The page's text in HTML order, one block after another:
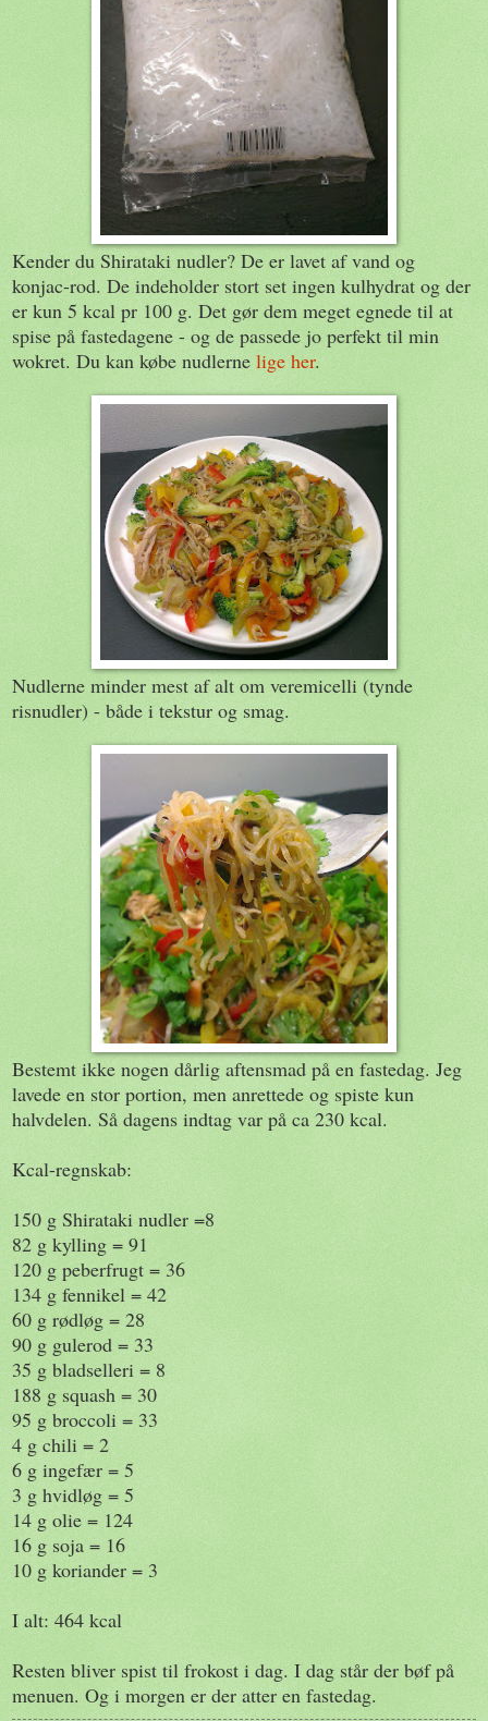
Kender du Shirataki nudler? De er lavet af vand og
konjac-rod. De indeholder stort set ingen kulhydrat og der
er kun 5 kcal pr 100 g. Det gør dem meget egnede til at
spise på fastedagene - og de passede jo perfekt til min
wokret. Du kan købe nudlerne lige her.
Nudlerne minder mest af alt om veremicelli (tynde
risnudler) - både i tekstur og smag.
Bestemt ikke nogen dårlig aftensmad på en fastedag. Jeg
lavede en stor portion, men anrettede og spiste kun
halvdelen. Så dagens indtag var på ca 230 kcal.
Kcal-regnskab:
150 g Shirataki nudler =8
82 g kylling = 91
120 g peberfrugt = 36
134 g fennikel = 42
60 g rødløg = 28
90 g gulerod = 33
35 g bladselleri = 8
188 g squash = 30
95 g broccoli = 33
4 g chili = 2
6 g ingefær = 5
3 g hvidløg = 5
14 g olie = 124
16 g soja = 16
10 g koriander = 3
I alt: 464 kcal
Resten bliver spist til frokost i dag. I dag står der bøf på
menuen. Og i morgen er der atter en fastedag.